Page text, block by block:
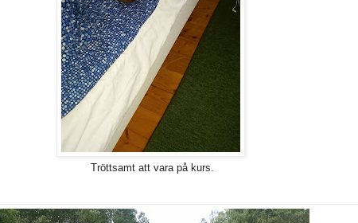
Tröttsamt att vara på kurs.